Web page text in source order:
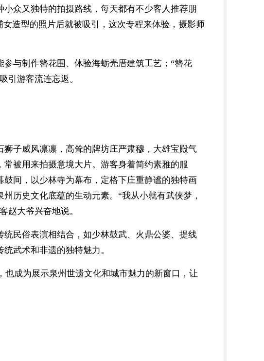
众又独特的拍摄路线，每天都有不少客人推荐朋
造型的照片后就被吸引，这次专程来体验，摄影师
与制作簪花围、体验海蛎壳厝建筑工艺；“簪花
引游客流连忘返。
子威风凛凛，高耸的牌坊庄严肃穆，大雄宝殿气
被用来拍摄意境大片。游客身着简约素雅的服
间，以少林寺为幕布，定格下庄重静谧的独特画
历史文化底蕴的生动元素。“我从小就有武侠梦，
赵大爷兴奋地说。
民俗表演相结合，如少林鼓武、火鼎公婆、提线
武术和非遗的独特魅力。
成为展示泉州世遗文化和城市魅力的新窗口，让